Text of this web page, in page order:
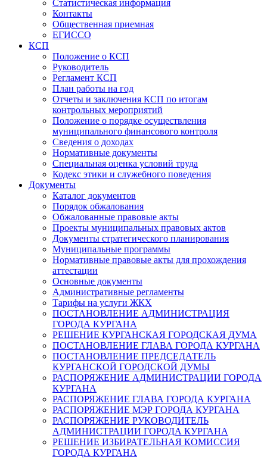
Статистическая информация
Контакты
Общественная приемная
ЕГИССО
КСП
Положение о КСП
Руководитель
Регламент КСП
План работы на год
Отчеты и заключения КСП по итогам
контрольных мероприятий
Положение о порядке осуществления
муниципального финансового контроля
Сведения о доходах
Нормативные документы
Специальная оценка условий труда
Кодекс этики и служебного поведения
Документы
Каталог документов
Порядок обжалования
Обжалованные правовые акты
Проекты муниципальных правовых актов
Документы стратегического планирования
Муниципальные программы
Нормативные правовые акты для прохождения
аттестации
Основные документы
Административные регламенты
Тарифы на услуги ЖКХ
ПОСТАНОВЛЕНИЕ АДМИНИСТРАЦИЯ
ГОРОДА КУРГАНА
РЕШЕНИЕ КУРГАНСКАЯ ГОРОДСКАЯ ДУМА
ПОСТАНОВЛЕНИЕ ГЛАВА ГОРОДА КУРГАНА
ПОСТАНОВЛЕНИЕ ПРЕДСЕДАТЕЛЬ
КУРГАНСКОЙ ГОРОДСКОЙ ДУМЫ
РАСПОРЯЖЕНИЕ АДМИНИСТРАЦИИ ГОРОДА
КУРГАНА
РАСПОРЯЖЕНИЕ ГЛАВА ГОРОДА КУРГАНА
РАСПОРЯЖЕНИЕ МЭР ГОРОДА КУРГАНА
РАСПОРЯЖЕНИЕ РУКОВОДИТЕЛЬ
АДМИНИСТРАЦИИ ГОРОДА КУРГАНА
РЕШЕНИЕ ИЗБИРАТЕЛЬНАЯ КОМИССИЯ
ГОРОДА КУРГАНА